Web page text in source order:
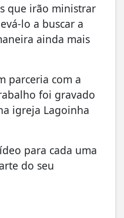
que irão ministrar
lo a buscar a
ainda mais
parceria com a
foi gravado
igreja Lagoinha
para cada uma
do seu